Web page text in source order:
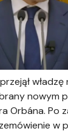
nowym
Orbána. Po
w